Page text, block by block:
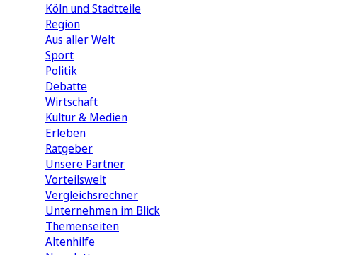
Köln und Stadtteile
Region
Aus aller Welt
Sport
Politik
Debatte
Wirtschaft
Kultur & Medien
Erleben
Ratgeber
Unsere Partner
Vorteilswelt
Vergleichsrechner
Unternehmen im Blick
Themenseiten
Altenhilfe